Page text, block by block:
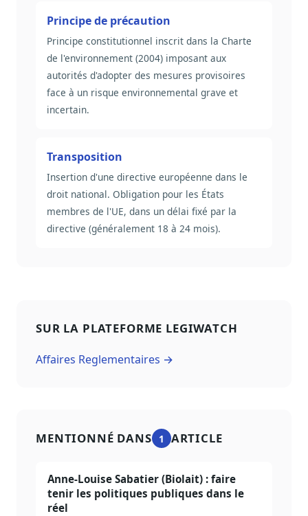
Principe de précaution
Principe constitutionnel inscrit dans la Charte
de l'environnement (2004) imposant aux
autorités d'adopter des mesures provisoires
face à un risque environnemental grave et
incertain.
Transposition
Insertion d'une directive européenne dans le
droit national. Obligation pour les États
membres de l'UE, dans un délai fixé par la
directive (généralement 18 à 24 mois).
SUR LA PLATEFORME LEGIWATCH
Affaires Reglementaires →
MENTIONNÉ DANS 1 ARTICLE
Anne-Louise Sabatier (Biolait) : faire
tenir les politiques publiques dans le
réel